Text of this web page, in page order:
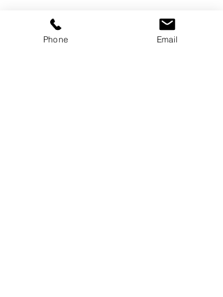
CO-MINDS –
The Change Leaders
Phone Email